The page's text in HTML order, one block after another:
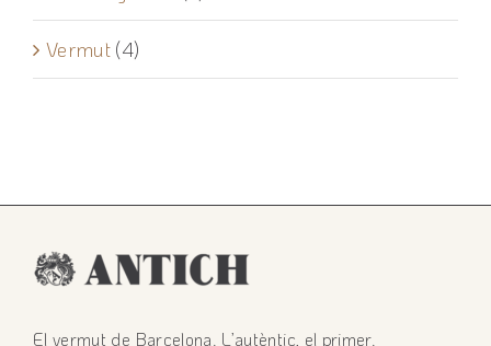
Vermut (4)
El vermut de Barcelona. L’autèntic, el primer.